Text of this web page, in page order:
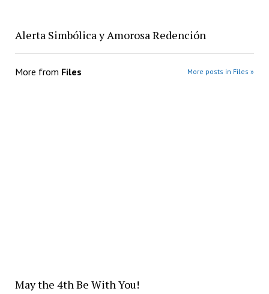
Alerta Simbólica y Amorosa Redención
More from Files More posts in Files »
May the 4th Be With You!